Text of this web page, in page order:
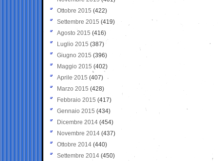
Ottobre 2015 (422)
Settembre 2015 (419)
Agosto 2015 (416)
Luglio 2015 (387)
Giugno 2015 (396)
Maggio 2015 (402)
Aprile 2015 (407)
Marzo 2015 (428)
Febbraio 2015 (417)
Gennaio 2015 (434)
Dicembre 2014 (454)
Novembre 2014 (437)
Ottobre 2014 (440)
Settembre 2014 (450)